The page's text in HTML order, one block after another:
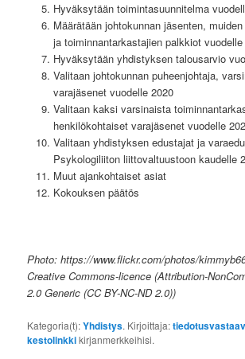
Hyväksytään toimintasuunnitelma
Määrätään johtokunnan jäsenten,
ja toiminnantarkastajien palkkiot vuodelle
Hyväksytään yhdistyksen talousarvio
Valitaan johtokunnan puheenjohtaja,
varajäsenet vuodelle 2020
Valitaan kaksi varsinaista
henkilökohtaiset varajäsenet vuodelle
Valitaan yhdistyksen edustajat ja
Psykologiliiton liittovaltuustoon kaudelle
Muut ajankohtaiset asiat
Kokouksen päätös
Photo: https://www.flickr.com/photos/
Creative Commons-licence (Attribution-
2.0 Generic (CC BY-NC-ND 2.0))
Kategoria(t):Yhdistys. Kirjoittaja:
kestolinkkikirjanmerkkeihisi.